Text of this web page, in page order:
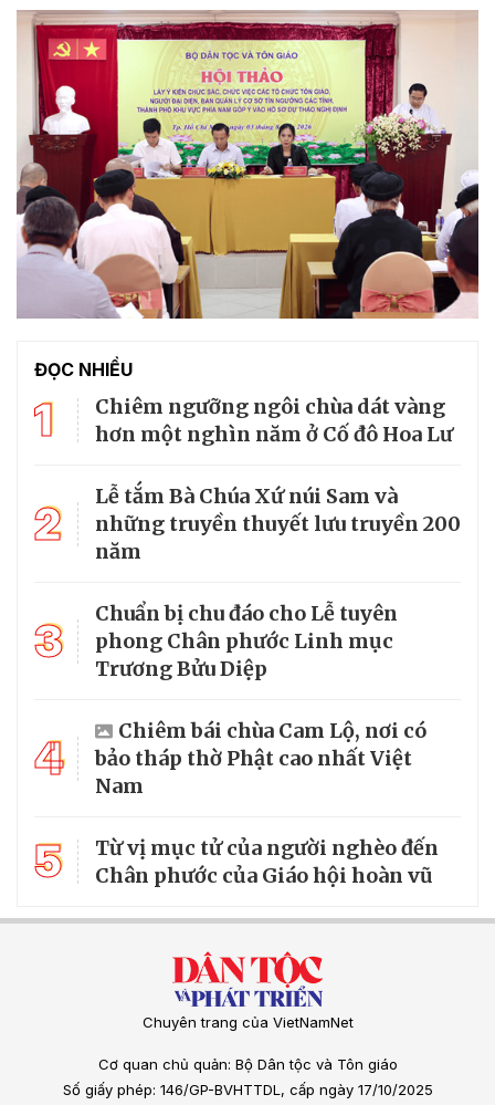
ĐỌC NHIỀU
1
Chiêm ngưỡng ngôi chùa dát vàng
hơn một nghìn năm ở Cố đô Hoa Lư
2
Lễ tắm Bà Chúa Xứ núi Sam và
những truyền thuyết lưu truyền 200
năm
3
Chuẩn bị chu đáo cho Lễ tuyên
phong Chân phước Linh mục
Trương Bửu Diệp
4
Chiêm bái chùa Cam Lộ, nơi có
bảo tháp thờ Phật cao nhất Việt
Nam
5
Từ vị mục tử của người nghèo đến
Chân phước của Giáo hội hoàn vũ
Chuyên trang của VietNamNet
Cơ quan chủ quản: Bộ Dân tộc và Tôn giáo
Số giấy phép: 146/GP-BVHTTDL, cấp ngày 17/10/2025